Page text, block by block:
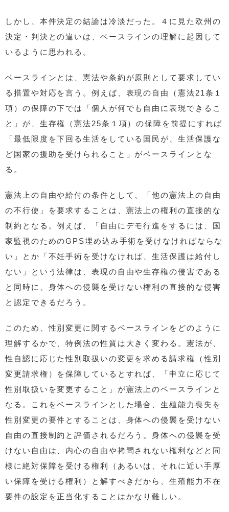
しかし、本件決定の結論は冷淡だった。４に見た欧州の
決定・判決との違いは、ベースラインの理解に起因して
いるように思われる。
ベースラインとは、憲法や条約が原則として要求してい
る措置や対応を言う。例えば、表現の自由（憲法21条１
項）の保障の下では「個人が何でも自由に表現できるこ
と」が、生存権（憲法25条１項）の保障を前提にすれば
「最低限度を下回る生活をしている国民が、生活保護な
ど国家の援助を受けられること」がベースラインとな
る。
憲法上の自由や給付の条件として、「他の憲法上の自由
の不行使」を要求することは、憲法上の権利の直接的な
制約となる。例えば、「自由にデモ行進をするには、国
家監視のためのGPS埋め込み手術を受けなければならな
い」とか「不妊手術を受けなければ、生活保護は給付し
ない」という法律は、表現の自由や生存権の侵害である
と同時に、身体への侵襲を受けない権利の直接的な侵害
と認定できるだろう。
このため、性別変更に関するベースラインをどのように
理解するかで、特例法の性質は大きく変わる。憲法が、
性自認に応じた性別取扱いの変更を求める請求権（性別
変更請求権）を保障しているとすれば、「申立に応じて
性別取扱いを変更すること」が憲法上のベースラインと
なる。これをベースラインとした場合、生殖能力喪失を
性別変更の要件とすることは、身体への侵襲を受けない
自由の直接制約と評価されるだろう。身体への侵襲を受
けない自由は、内心の自由や拷問されない権利などと同
様に絶対保障を受ける権利（あるいは、それに近い手厚
い保障を受ける権利）と解すべきだから、生殖能力不在
要件の設定を正当化することはかなり難しい。